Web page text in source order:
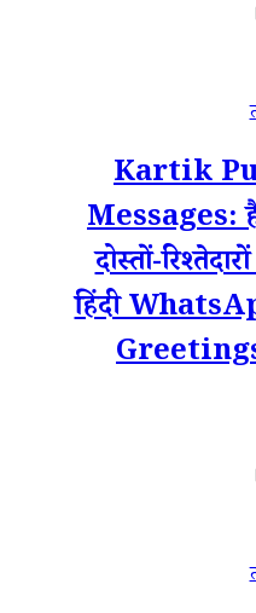
Kartik
Messages:
दोस्तों-
हिंदी